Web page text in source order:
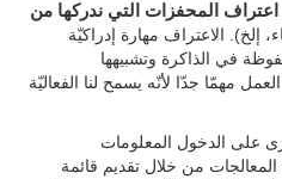
المحفزات التي ندركها من
إلخ). الاعتراف مهارة إدراكيّة
في الذاكرة وتشبيهها
مهمّا جدّا لأنّه يسمح لنا الفعاليّة
على الدخول المعلومات
من خلال تقديم قائمة